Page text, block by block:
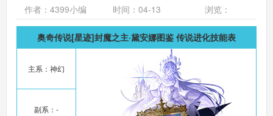
作者：4399小编 时间：04-13 浏览：
奥奇传说[星迹]封魔之主·黛安娜图鉴 传说进化技能表
主系：神幻
副系：-